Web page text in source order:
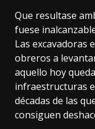
Que resultase
fuese
Las excavadoras
obreros a
aquello hoy
infraestructuras
décadas de las
consiguen